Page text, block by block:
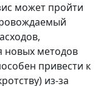
может пройти
новых методов
привести к
из-за